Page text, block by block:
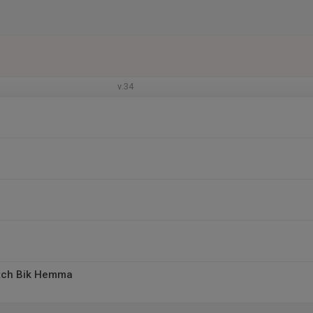
v.34
Bik Hemma